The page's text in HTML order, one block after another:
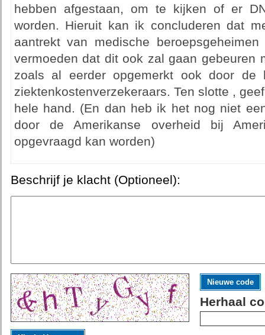
hebben afgestaan, om te kijken of er
worden. Hieruit kan ik concluderen dat
aantrekt van medische
vermoeden dat dit ook zal gaan gebeuren
zoals al eerder opgemerkt ook door de
ziektenkostenverzekeraars. Ten slotte ,
hele hand. (En dan heb ik het nog niet
door de Amerikanse overheid bij
opgevraagd kan worden)
Beschrijf je klacht (Optioneel):
Nieuwe code
Herhaal